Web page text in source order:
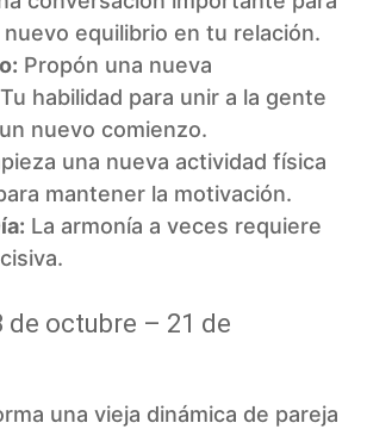
equilibrio en tu relación.
Propón una nueva
habilidad para unir a la gente
nuevo comienzo.
una nueva actividad física
mantener la motivación.
La armonía a veces requiere
de octubre – 21 de
una vieja dinámica de pareja